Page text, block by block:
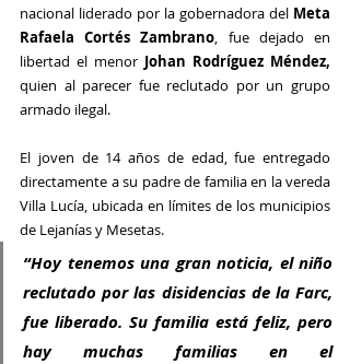
nacional liderado por la gobernadora del Meta
Rafaela Cortés Zambrano, fue dejado en
libertad el menor
quien al parecer fue reclutado por un grupo
armado ilegal.
El joven de 14 años de edad, fue entregado
directamente a su padre de familia en la vereda
Villa Lucía, ubicada en límites de los municipios
de Lejanías y Mesetas.
“Hoy tenemos una gran noticia, el niño
reclutado por las disidencias de la Farc,
fue liberado. Su familia está feliz, pero
hay muchas familias en el